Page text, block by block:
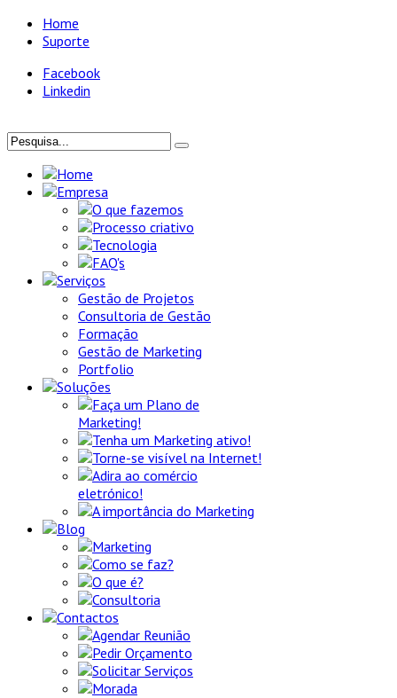
Home
Suporte
Facebook
Linkedin
Home
Empresa
O que fazemos
Processo criativo
Tecnologia
FAQ's
Serviços
Gestão de Projetos
Consultoria de Gestão
Formação
Gestão de Marketing
Portfolio
Soluções
Faça um Plano de
Marketing!
Tenha um Marketing ativo!
Torne-se visível na Internet!
Adira ao comércio
eletrónico!
A importância do Marketing
Blog
Marketing
Como se faz?
O que é?
Consultoria
Contactos
Agendar Reunião
Pedir Orçamento
Solicitar Serviços
Morada